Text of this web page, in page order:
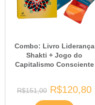
Combo: Livro Liderança
Shakti + Jogo do
Capitalismo Consciente
R$151,00 R$120,80